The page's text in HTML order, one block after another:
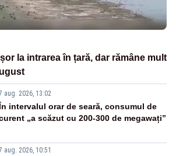
la intrarea în țară, dar rămâne mult
aug. 2026, 13:02
intervalul orar de seară, consumul de
„a scăzut cu 200-300 de megawați”
aug. 2026, 10:51